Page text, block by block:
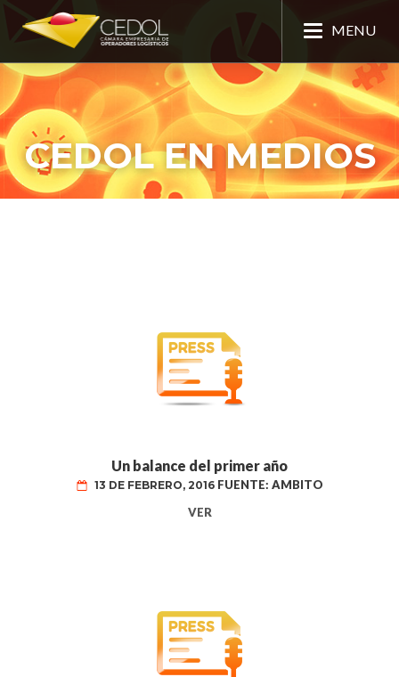
MENU
CEDOL EN MEDIOS
Un balance del primer año
13 DE FEBRERO, 2016 FUENTE: AMBITO
VER